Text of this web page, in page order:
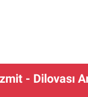
- Dilovası